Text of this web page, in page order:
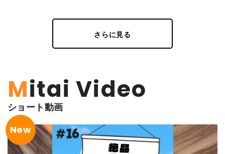
# イベント# 三木市# 丹波市# 丹波篠山市
# 神戸西区さらに見る
Mitai Video
ショート動画